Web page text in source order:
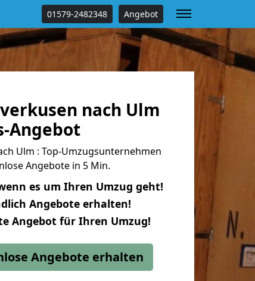
01579-2482348 Angebot
nach Ulm
Angebot
Ulm : Top-Umzugsunternehmen
Angebote in 5 Min.
es um Ihren Umzug geht!
Angebote erhalten!
Angebot für Ihren Umzug!
Angebote erhalten